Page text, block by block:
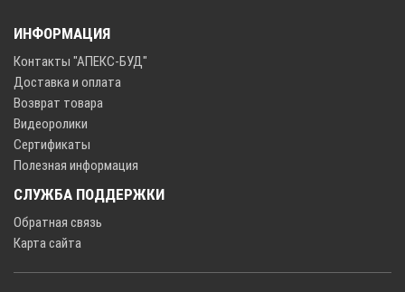
ИНФОРМАЦИЯ
Контакты "АПЕКС-БУД"
Доставка и оплата
Возврат товара
Видеоролики
Сертификаты
Полезная информация
СЛУЖБА ПОДДЕРЖКИ
Обратная связь
Карта сайта